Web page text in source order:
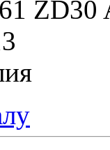
ZD30